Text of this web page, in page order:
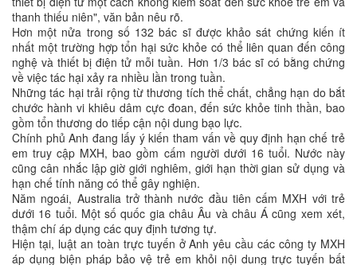
thanh thiếu niên", văn bản nêu rõ.
Hơn một nửa trong số 132 bác sĩ được khảo sát chứng kiến ít
nhất một trường hợp tổn hại sức khỏe có thể liên quan đến công
nghệ và thiết bị điện tử mỗi tuần. Hơn 1/3 bác sĩ có bằng chứng
về việc tác hại xảy ra nhiều lần trong tuần.
Những tác hại trải rộng từ thương tích thể chất, chẳng hạn do bắt
chước hành vi khiêu dâm cực đoan, đến sức khỏe tinh thần, bao
gồm tổn thương do tiếp cận nội dung bạo lực.
Chính phủ Anh đang lấy ý kiến tham vấn về quy định hạn chế trẻ
em truy cập MXH, bao gồm cấm người dưới 16 tuổi. Nước này
cũng cân nhắc lập giờ giới nghiêm, giới hạn thời gian sử dụng và
hạn chế tính năng có thể gây nghiện.
Năm ngoái, Australia trở thành nước đầu tiên cấm MXH với trẻ
dưới 16 tuổi. Một số quốc gia châu Âu và châu Á cũng xem xét,
thậm chí áp dụng các quy định tương tự.
Hiện tại, luật an toàn trực tuyến ở Anh yêu cầu các công ty MXH
áp dụng biện pháp bảo vệ trẻ em khỏi nội dung trực tuyến bất